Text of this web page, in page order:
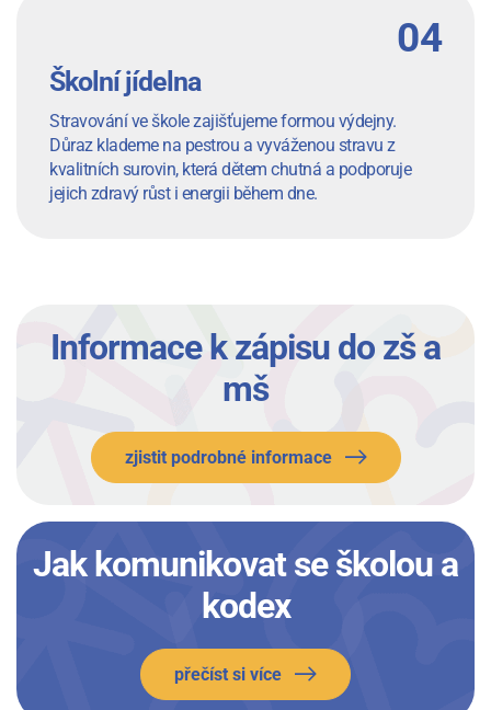
Školní jídelna
Stravování ve škole zajišťujeme formou výdejny.
Důraz klademe na pestrou a vyváženou stravu z
kvalitních surovin, která dětem chutná a podporuje
jejich zdravý růst i energii během dne.
Informace k zápisu do zš a
mš
zjistit podrobné informace
Jak komunikovat se školou a
kodex
přečíst si více